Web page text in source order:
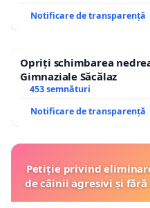
Notificare de transparență
Opriți schimbarea
Gimnaziale Săcălaz
453 semnături
Notificare de transparență
Petiție privind
de câinii agresivi și